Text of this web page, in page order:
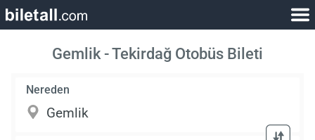
Gemlik - Tekirdağ Otobüs Bileti
Nereden